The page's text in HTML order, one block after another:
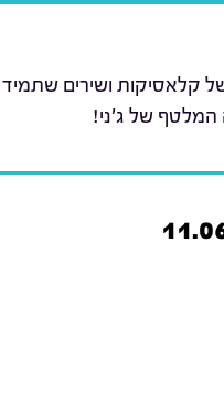
קלאסיקות ושירים שתמיד
המלטף של ג'ני!